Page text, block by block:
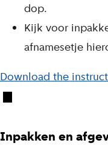
dop.
Kijk voor
afnamesetje
Download the
Inpakken en